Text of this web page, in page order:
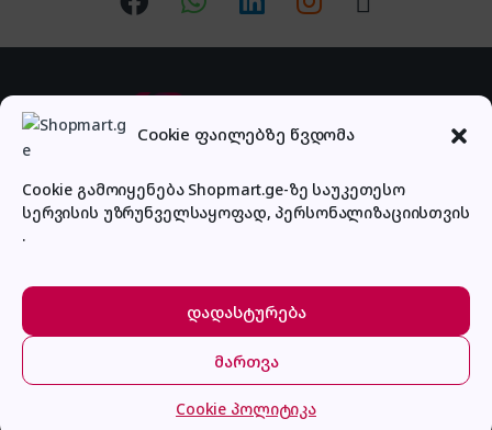
Cookie ფაილებზე წვდომა
Cookie გამოიყენება Shopmart.ge-ზე საუკეთესო
სერვისის უზრუნველსაყოფად, პერსონალიზაციისთვის
.
დადასტურება
მართვა
Cookie პოლიტიკა
გაქვს შეკითხვა?
მთავარი კატეგორიები კალათა შესვლა